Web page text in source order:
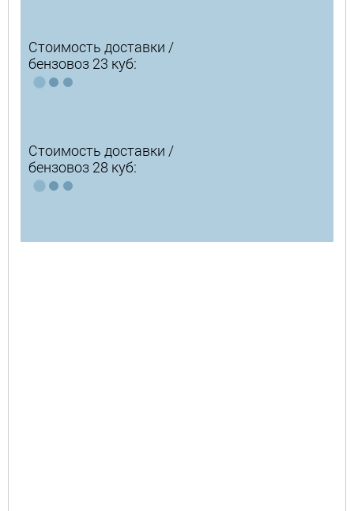
Стоимость доставки /
бензовоз 23 куб:
Стоимость доставки /
бензовоз 28 куб: